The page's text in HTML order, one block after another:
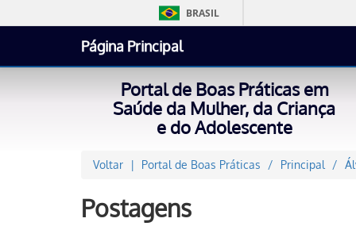
BRASIL
Página Principal
Portal de Boas Práticas em
Saúde da Mulher, da Criança
e do Adolescente
Voltar Portal de Boas Práticas Principal
Postagens